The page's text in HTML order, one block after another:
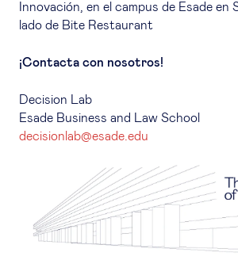
Innovación, en el campus de Esade en
lado de Bite Restaurant
¡Contacta con nosotros!
Decision Lab
Esade Business and Law School
decisionlab@esade.edu